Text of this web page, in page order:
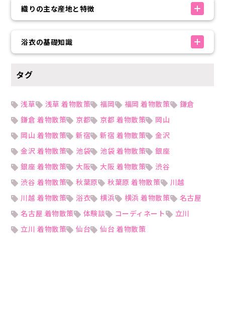
織りの主な産地と特徴
浴衣の基礎知識
タグ
浅草 浅草 着物散策 福岡 福岡 着物散策
鎌倉
鎌倉 着物散策
京都 京都 着物散策
岡山
岡山 着物散策
新宿 新宿 着物散策
金沢
金沢 着物散策
池袋 池袋 着物散策
銀座
銀座 着物散策
大阪 大阪 着物散策
渋谷
渋谷 着物散策
秋葉原 秋葉原 着物散策
川越
川越 着物散策
浴衣 横浜 横浜 着物散策
名古屋
名古屋 着物散策
体験談 コーディネート
立川
立川 着物散策
仙台 仙台 着物散策